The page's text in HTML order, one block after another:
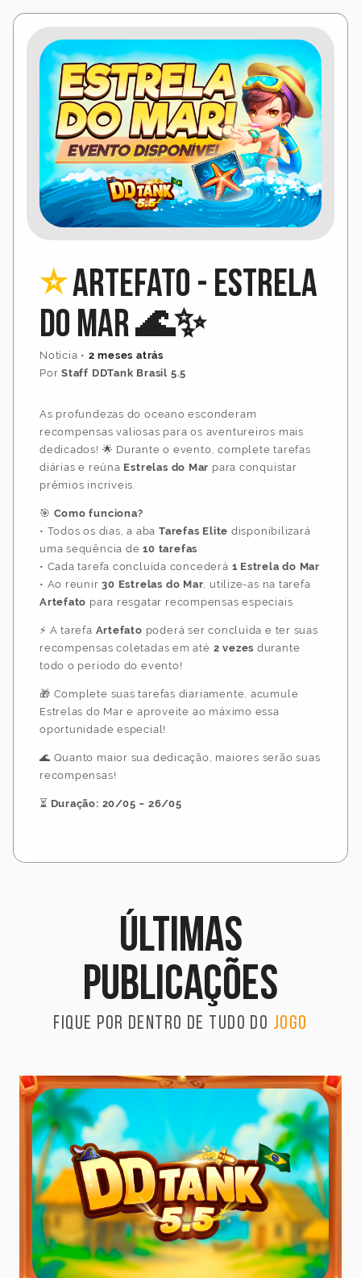
⭐Artefato - Estrela
do Mar 🌊✨
Notícia • 2 meses atrás
PorStaff DDTank Brasil 5.5
As profundezas do oceano esconderam
recompensas valiosas para os aventureiros mais
dedicados! 🌟 Durante o evento, complete tarefas
diárias e reúna Estrelas do Mar para conquistar
prêmios incríveis.
🎯 Como funciona?
• Todos os dias, a aba Tarefas Elite disponibilizará
uma sequência de10 tarefas
• Cada tarefa concluída concederá 1 Estrela do Mar
• Ao reunir30 Estrelas do Mar, utilize-as na tarefa
Artefato para resgatar recompensas especiais
⚡ A tarefa Artefato poderá ser concluída e ter suas
recompensas coletadas em até 2 vezes durante
todo o período do evento!
🎁 Complete suas tarefas diariamente, acumule
Estrelas do Mar e aproveite ao máximo essa
oportunidade especial!
🌊 Quanto maior sua dedicação, maiores serão suas
recompensas!
⏳ Duração: 20/05 ~ 26/05
Últimas
publicações
Fique por dentro de tudo do jogo